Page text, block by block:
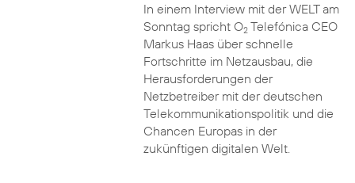
In einem Interview mit der WELT am
Sonntag spricht O2Telefónica CEO
Markus Haas über schnelle
Fortschritte im Netzausbau, die
Herausforderungen der
Netzbetreiber mit der deutschen
Telekommunikationspolitik und die
Chancen Europas in der
zukünftigen digitalen Welt.